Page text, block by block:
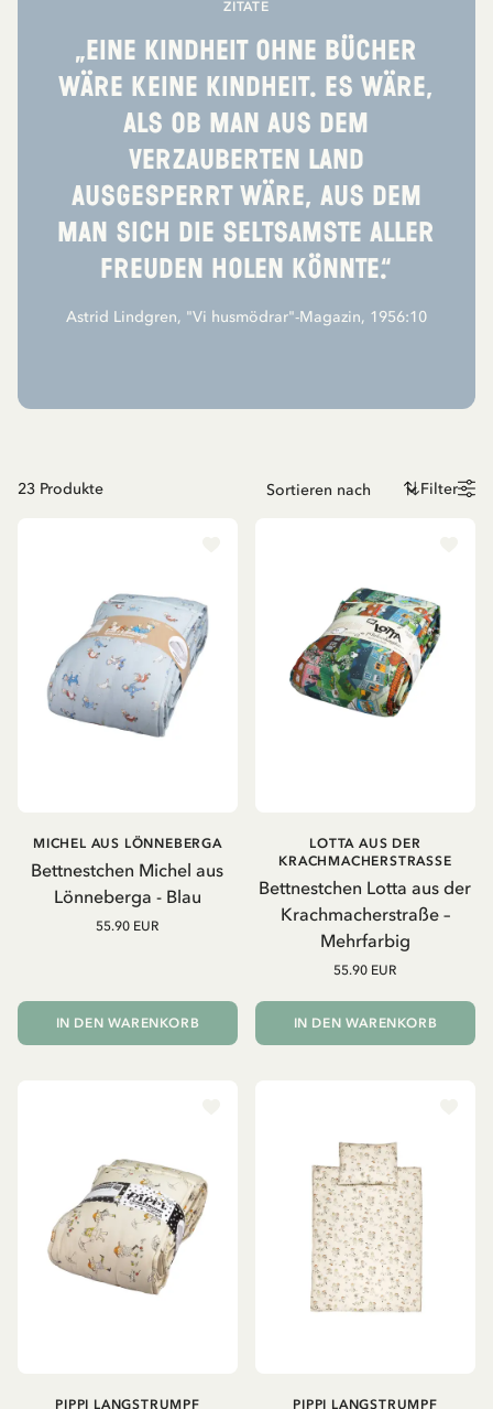
ZITATE
„Eine Kindheit ohne Bücher
wäre keine Kindheit. Es wäre,
als ob man aus dem
verzauberten Land
ausgesperrt wäre, aus dem
man sich die seltsamste aller
Freuden holen könnte.“
Astrid Lindgren, "Vi husmödrar"-Magazin, 1956:10
23 Produkte Filter
Bettnestchen Michel aus
Lönneberga - Blau
MICHEL AUS LÖNNEBERGA
55.90 EUR
IN DEN WARENKORB
Bettnestchen Lotta aus der
Krachmacherstraße –
Mehrfarbig
LOTTA AUS DER
KRACHMACHERSTRASSE
55.90 EUR
IN DEN WARENKORB
PIPPI LANGSTRUMPF PIPPI LANGSTRUMPF